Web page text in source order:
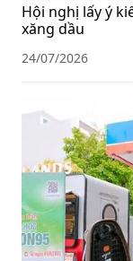
Hội nghị lấy ý
xăng dầu
24/07/2026